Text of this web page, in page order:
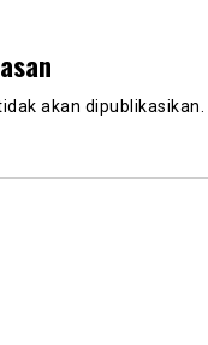
akan dipublikasikan.